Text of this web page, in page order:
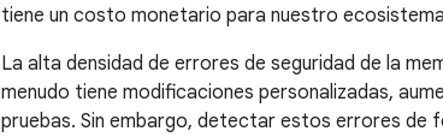
tiene un costo monetario para nuestro
La alta densidad de errores de seguridad de la
menudo tiene modificaciones personalizadas,
pruebas. Sin embargo, detectar estos errores de